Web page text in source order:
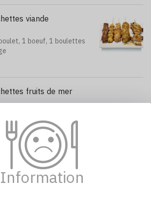
Information
viande
1 boeuf, 1 boulettes
fruits de mer
au fromage